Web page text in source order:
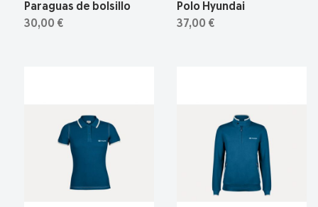
Paraguas de bolsillo
30,00 €
Polo Hyundai
37,00 €